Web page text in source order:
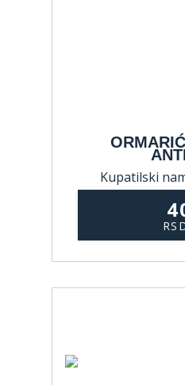
Kupatilski